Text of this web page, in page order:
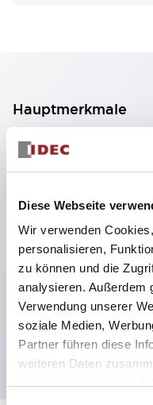
Diese Webseite
Wir verwenden
personalisieren,
zu können und die
analysieren. Außerdem
Verwendung unserer
soziale Medien,
Partner führen diese
weiteren Daten
Hauptmerkmale
2-Kontakt-Block
Kontakt-
Isolierung zwischen
59,9 mm (※ 22-
Platzsparendes
Sicherheitsstruktur
Freisetzung,